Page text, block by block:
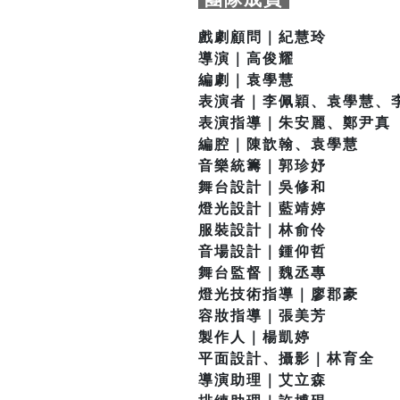
戲劇顧問｜紀慧玲
導演｜高俊耀
編劇｜袁學慧
表演者｜李佩穎、袁學慧、
表演指導｜朱安麗、鄭尹真
編腔｜陳歆翰、袁學慧
音樂統籌｜郭珍妤
舞台設計｜吳修和
燈光設計｜藍靖婷
服裝設計｜林俞伶
音場設計｜鍾仰哲
舞台監督｜魏丞專
燈光技術指導｜廖郡豪
容妝指導｜張美芳
製作人｜楊凱婷
平面設計、攝影｜林育全
導演助理｜艾立森